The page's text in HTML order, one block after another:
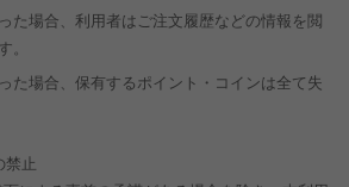
た場合、利用者はご注文履歴などの情報を閲
。
た場合、保有するポイント・コインは全て失
禁止